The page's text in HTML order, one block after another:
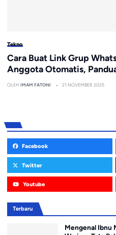
Tekno
Cara Buat Link Grup
Anggota Otomatis,
OLEH IMAM FATONI 21 NOVEMBER 2025
Facebook
Twitter
Youtube
Terbaru
Mengenal Ibnu